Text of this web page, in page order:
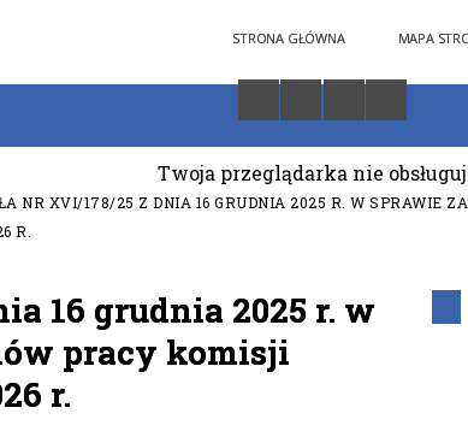
STRONA GŁÓWNA MAPA
Twoja przeglądarka nie
NR XVI/178/25 Z DNIA 16 GRUDNIA 2025 R. W SPRAWIE
R.
16 grudnia 2025 r. w
pracy komisji
r.